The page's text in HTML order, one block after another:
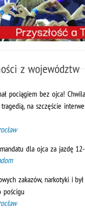
z województw
pociągiem bez ojca!
na szczęście
dla ojca za jazdę
zakazów, narkotyki i
pościgu